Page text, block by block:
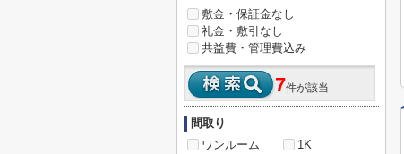
敷金・保証金なし
礼金・敷引なし
共益費・管理費込み
7件が該当
間取り
ワンルーム
1K